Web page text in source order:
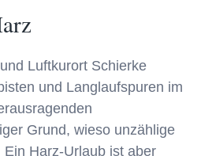
Luftkurort Schierke
und Langlaufspuren im
Grund, wieso unzählige
Harz-Urlaub ist aber